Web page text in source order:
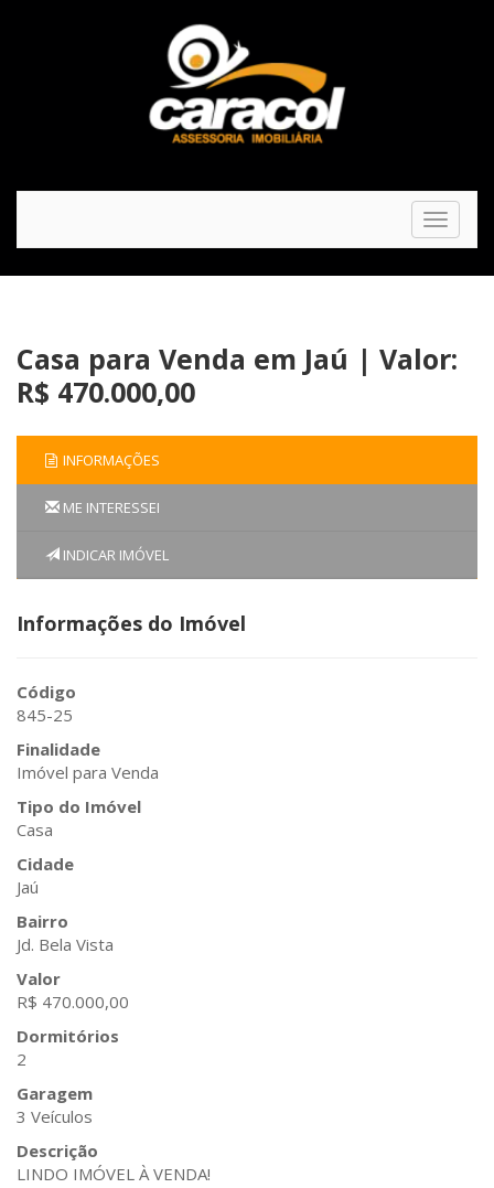
Toggle
Casa para Venda em Jaú | Valor:
R$ 470.000,00
INFORMAÇÕES
ME INTERESSEI
INDICAR IMÓVEL
Informações do Imóvel
Código
845-25
Finalidade
Imóvel para Venda
Tipo do Imóvel
Casa
Cidade
Jaú
Bairro
Jd. Bela Vista
Valor
R$ 470.000,00
Dormitórios
2
Garagem
3 Veículos
Descrição
LINDO IMÓVEL À VENDA!